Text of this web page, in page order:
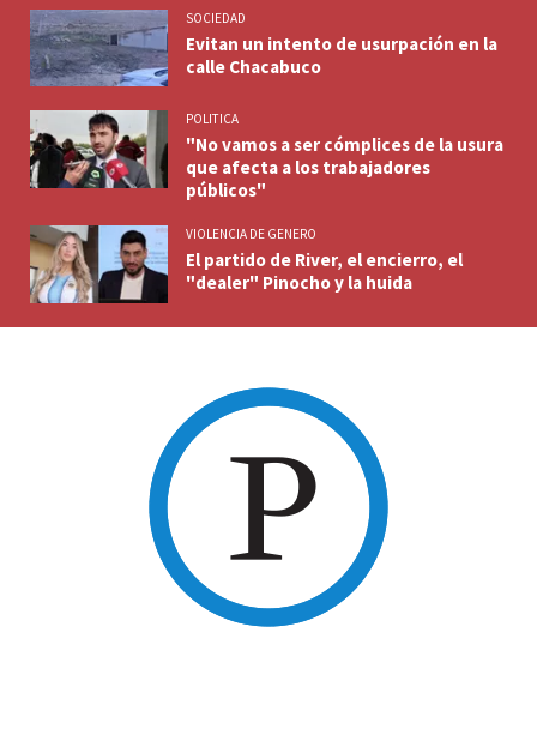
SOCIEDAD
Evitan un intento de usurpación en la
calle Chacabuco
POLITICA
"No vamos a ser cómplices de la usura
que afecta a los trabajadores
públicos"
VIOLENCIA DE GENERO
El partido de River, el encierro, el
"dealer" Pinocho y la huida